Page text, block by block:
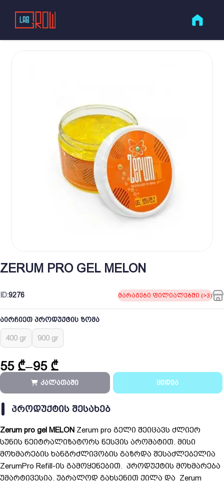
ZERUM PRO GEL MELON
ID:9276 მარაგები ფილიალებში (>3)
აირჩიეთ პროდუქტის ზომა
400 gr 900 gr
55 ₾–95 ₾
Price
range:
55 ₾
through
95 ₾
კალათაში ყიდვა
ᲞᲠᲝᲓᲣᲥᲢᲘᲡ ᲨᲔᲡᲐᲮᲔᲑ
Zerum pro gel MELON Zerum pro გელი შეიცავს ძლიერ
სუნის ნეიტრალიზატორს ნესვის არომატით. მისი
მოხმარების ხანგრძლივობის გაზრდა შესაძლებელია
ZerumPro Refill-ის გამოყენებით. პროდუქტის მოხმარება
უმარტივესია. უბრალოდ გახსენით ქილა და Zerum